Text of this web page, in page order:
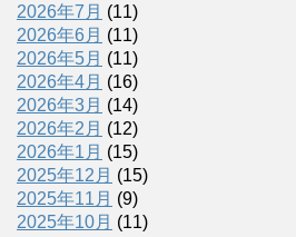
2026年7月 (11)
2026年6月 (11)
2026年5月 (11)
2026年4月 (16)
2026年3月 (14)
2026年2月 (12)
2026年1月 (15)
2025年12月 (15)
2025年11月 (9)
2025年10月 (11)